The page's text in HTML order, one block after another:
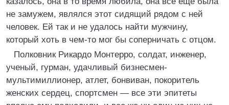
не замужем, являлся этот сидящий рядом с ней
человек. Ей так и не удалось найти мужчину,
который хоть в чем-то мог бы соперничать с отцом.
Полковник Рикардо Монтерро, солдат, инженер,
ученый, гурман, удачливый бизнесмен-
мультимиллионер, атлет, бонвиван, покоритель
женских сердец, спортсмен — все эти эпитеты